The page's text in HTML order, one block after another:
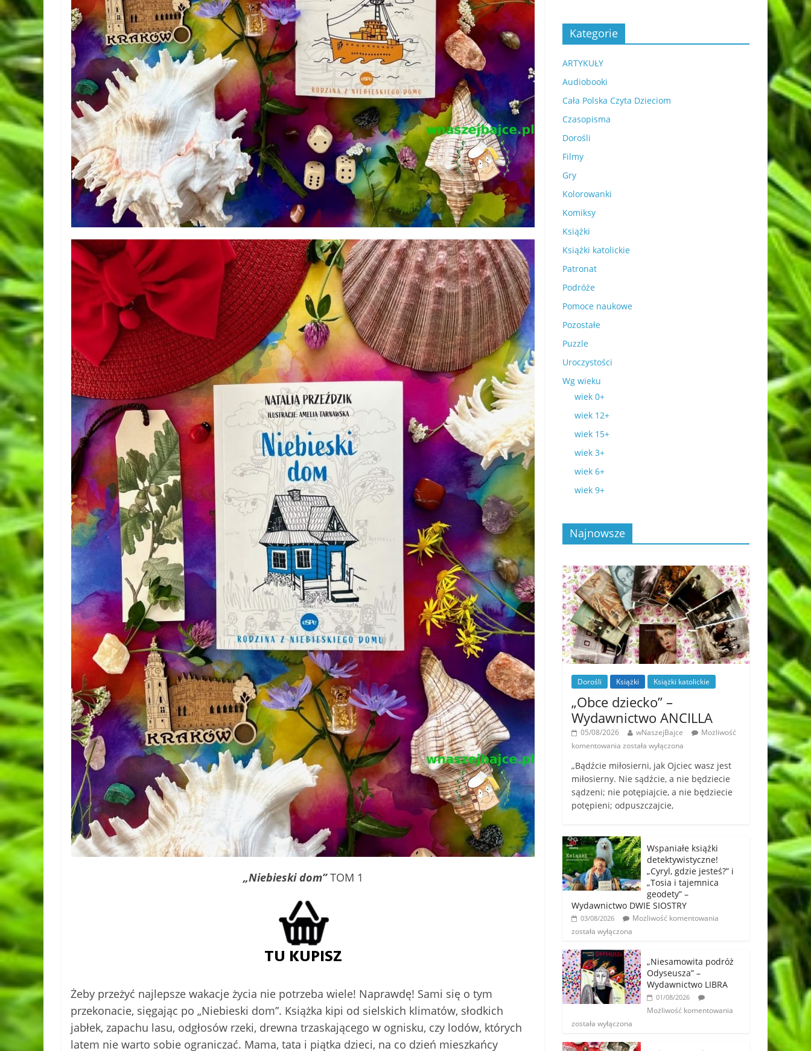
„Niebieski dom”TOM 1
Żeby przeżyć najlepsze wakacje życia nie potrzeba wiele! Naprawdę! Sami się o tym
przekonacie, sięgając po „Niebieski dom”. Książka kipi od sielskich klimatów, słodkich
jabłek, zapachu lasu, odgłosów rzeki, drewna trzaskającego w ognisku, czy lodów, których
latem nie warto sobie ograniczać. Mama, tata i piątka dzieci, na co dzień mieszkańcy
Kategorie
ARTYKUŁY
Audiobooki
Cała Polska Czyta Dzieciom
Czasopisma
Dorośli
Filmy
Gry
Kolorowanki
Komiksy
Książki
Książki katolickie
Patronat
Podróże
Pomoce naukowe
Pozostałe
Puzzle
Uroczystości
Wg wieku
wiek 0+
wiek 12+
wiek 15+
wiek 3+
wiek 6+
wiek 9+
Najnowsze
Dorośli Książki Książki katolickie
„Obce dziecko” –
Wydawnictwo ANCILLA
05/08/2026 wNaszejBajce
Możliwość
komentowania została wyłączona
„Bądźcie miłosierni, jak Ojciec wasz jest
miłosierny. Nie sądźcie, a nie będziecie
sądzeni; nie potępiajcie, a nie będziecie
potępieni; odpuszczajcie,
Wspaniałe książki
detektywistyczne!
„Cyryl, gdzie jesteś?” i
„Tosia i tajemnica
geodety” –
Wydawnictwo DWIE SIOSTRY
03/08/2026
Możliwość komentowania
została wyłączona
„Niesamowita podróż
Odyseusza” –
Wydawnictwo LIBRA
01/08/2026
Możliwość komentowania
została wyłączona